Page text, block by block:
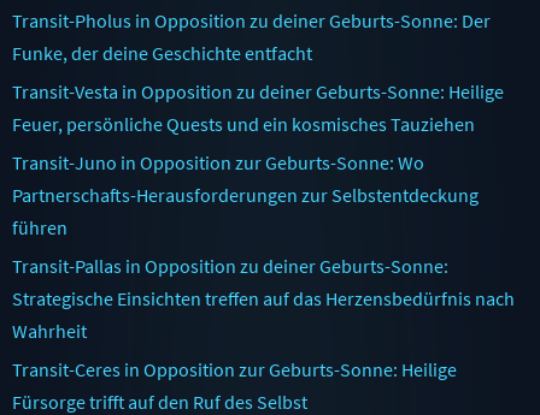
Transit-Pholus in Opposition zu deiner Geburts-Sonne: Der
Funke, der deine Geschichte entfacht
Transit-Vesta in Opposition zu deiner Geburts-Sonne: Heilige
Feuer, persönliche Quests und ein kosmisches Tauziehen
Transit-Juno in Opposition zur Geburts-Sonne: Wo
Partnerschafts-Herausforderungen zur Selbstentdeckung
führen
Transit-Pallas in Opposition zu deiner Geburts-Sonne:
Strategische Einsichten treffen auf das Herzensbedürfnis nach
Wahrheit
Transit-Ceres in Opposition zur Geburts-Sonne: Heilige
Fürsorge trifft auf den Ruf des Selbst